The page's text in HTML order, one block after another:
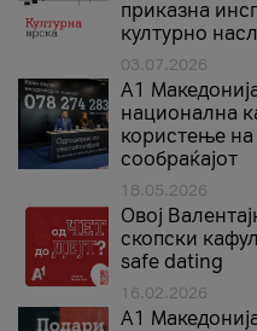
приказна
културно
03.07.2026
A1
национална
користење на
сообраќајот
18.05.2026
Овој
скопски
safe dating
16.02.2026
А1